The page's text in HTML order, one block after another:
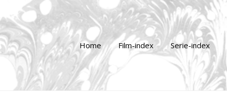
Home Film-index Serie-index